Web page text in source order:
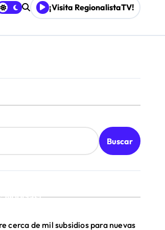
¡Visita RegionalistaTV!
Buscar
Noticias!
cerca de mil subsidios para nuevas